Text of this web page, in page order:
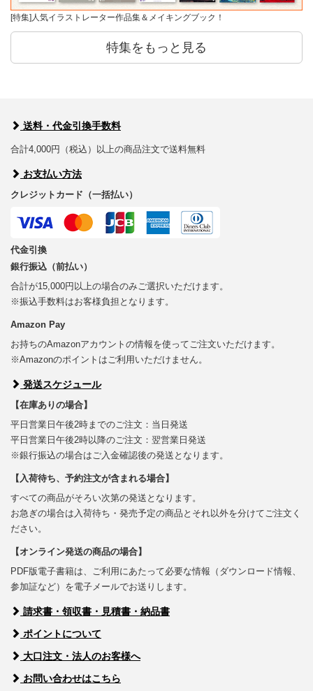
[特集]人気イラストレーター作品集＆メイキングブック！
特集をもっと見る
送料・代金引換手数料
合計4,000円（税込）以上の商品注文で送料無料
お支払い方法
クレジットカード（一括払い）
代金引換
銀行振込（前払い）
合計が15,000円以上の場合のみご選択いただけます。
※振込手数料はお客様負担となります。
Amazon Pay
お持ちのAmazonアカウントの情報を使ってご注文いただけます。
※Amazonのポイントはご利用いただけません。
発送スケジュール
【在庫ありの場合】
平日営業日午後2時までのご注文：当日発送
平日営業日午後2時以降のご注文：翌営業日発送
※銀行振込の場合はご入金確認後の発送となります。
【入荷待ち、予約注文が含まれる場合】
すべての商品がそろい次第の発送となります。
お急ぎの場合は入荷待ち・発売予定の商品とそれ以外を分けてご注文く
ださい。
【オンライン発送の商品の場合】
PDF版電子書籍は、ご利用にあたって必要な情報（ダウンロード情報、
参加証など）を電子メールでお送りします。
請求書・領収書・見積書・納品書
ポイントについて
大口注文・法人のお客様へ
お問い合わせはこちら